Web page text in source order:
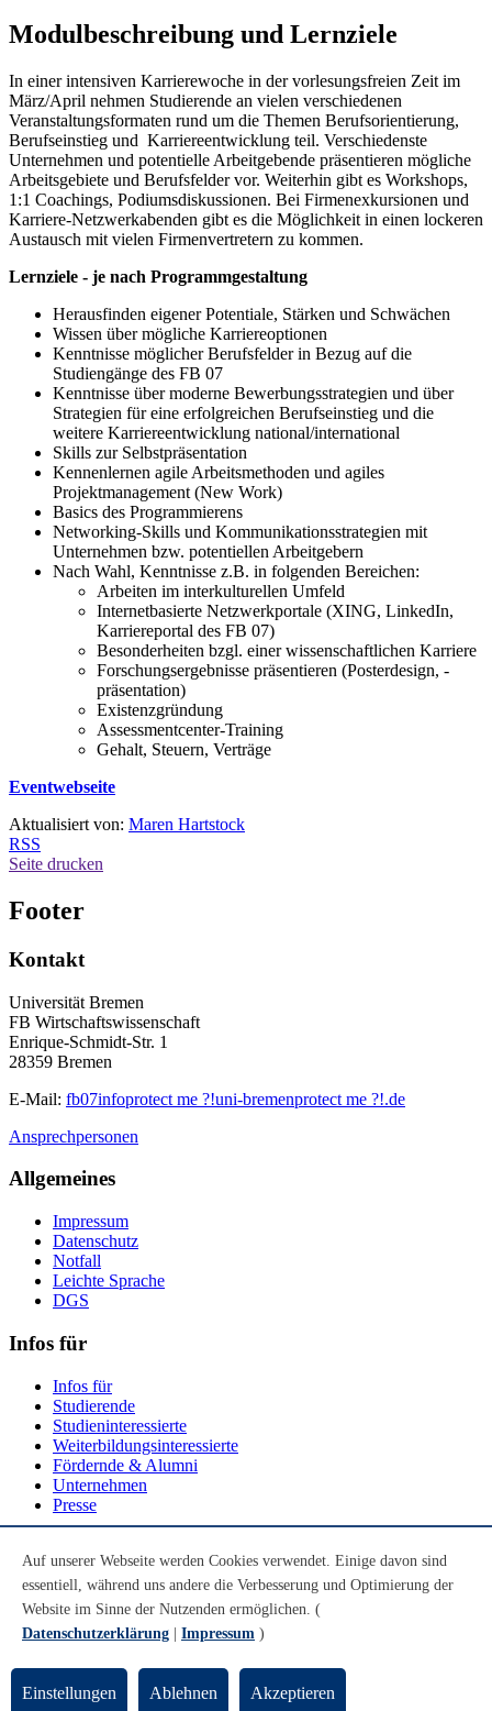
Modulbeschreibung und Lernziele
In einer intensiven Karrierewoche in der vorlesungsfreien Zeit im
März/April nehmen Studierende an vielen verschiedenen
Veranstaltungsformaten rund um die Themen Berufsorientierung,
Berufseinstieg und Karriereentwicklung teil. Verschiedenste
Unternehmen und potentielle Arbeitgebende präsentieren mögliche
Arbeitsgebiete und Berufsfelder vor. Weiterhin gibt es Workshops,
1:1 Coachings, Podiumsdiskussionen. Bei Firmenexkursionen und
Karriere-Netzwerkabenden gibt es die Möglichkeit in einen lockeren
Austausch mit vielen Firmenvertretern zu kommen.
Lernziele - je nach Programmgestaltung
Herausfinden eigener Potentiale, Stärken und Schwächen
Wissen über mögliche Karriereoptionen
Kenntnisse möglicher Berufsfelder in Bezug auf die
Studiengänge des FB 07
Kenntnisse über moderne Bewerbungsstrategien und über
Strategien für eine erfolgreichen Berufseinstieg und die
weitere Karriereentwicklung national/international
Skills zur Selbstpräsentation
Kennenlernen agile Arbeitsmethoden und agiles
Projektmanagement (New Work)
Basics des Programmierens
Networking-Skills und Kommunikationsstrategien mit
Unternehmen bzw. potentiellen Arbeitgebern
Nach Wahl, Kenntnisse z.B. in folgenden Bereichen:
Arbeiten im interkulturellen Umfeld
Internetbasierte Netzwerkportale (XING, LinkedIn,
Karriereportal des FB 07)
Besonderheiten bzgl. einer wissenschaftlichen Karriere
Forschungsergebnisse präsentieren (Posterdesign, -
präsentation)
Existenzgründung
Assessmentcenter-Training
Gehalt, Steuern, Verträge
Eventwebseite
Aktualisiert von: Maren Hartstock
RSS
Seite drucken
Footer
Kontakt
Universität Bremen
FB Wirtschaftswissenschaft
Enrique-Schmidt-Str. 1
28359 Bremen
E-Mail: fb07infoprotect me ?!uni-bremenprotect me ?!.de
Ansprechpersonen
Allgemeines
Impressum
Datenschutz
Notfall
Leichte Sprache
DGS
Infos für
Infos für
Studierende
Studieninteressierte
Weiterbildungsinteressierte
Fördernde & Alumni
Unternehmen
Presse
Youtube
Instagram
LinkedIn
© Universität Bremen 2026
Auf unserer Webseite werden Cookies verwendet. Einige davon sind
essentiell, während uns andere die Verbesserung und Optimierung der
Website im Sinne der Nutzenden ermöglichen. (
Datenschutzerklärung
Impressum )
Einstellungen Ablehnen Akzeptieren